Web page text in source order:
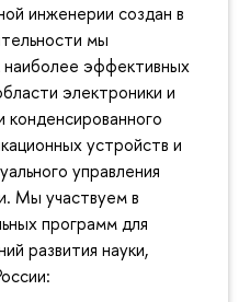
инженерии создан в
мы
эффективных
электроники и
конденсированного
устройств и
управления
Мы участвуем в
программ для
развития науки,